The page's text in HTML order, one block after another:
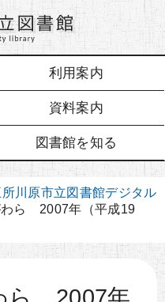
利用案内
資料案内
図書館を知る
所川原市立図書館デジタル
ら 2007年（平成19